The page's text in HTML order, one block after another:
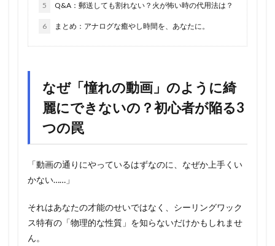
5 Q&A：郵送しても割れない？火が怖い時の代用法は？
6 まとめ：アナログな癒やし時間を、あなたに。
なぜ「憧れの動画」のように綺
麗にできないの？初心者が陥る3
つの罠
「動画の通りにやっているはずなのに、なぜか上手くい
かない……」
それはあなたの才能のせいではなく、シーリングワック
ス特有の「物理的な性質」を知らないだけかもしれませ
ん。